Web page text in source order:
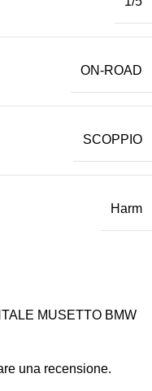
ON-ROAD
SCOPPIO
Harm
MUSETTO BMW
una recensione.